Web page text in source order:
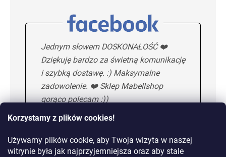
Korzystamy z plików cookies!
Używamy plików cookie, aby Twoja wizyta w naszej
witrynie była jak najprzyjemniejsza oraz aby stale
Jednym słowem DOSKONAŁOŚĆ ❤️
Dziękuję bardzo za świetną komunikację
i szybką dostawę. :) Maksymalne
zadowolenie. ❤️ Sklep Mabellshop
gorąco polecam :))
Maria H. 5/5